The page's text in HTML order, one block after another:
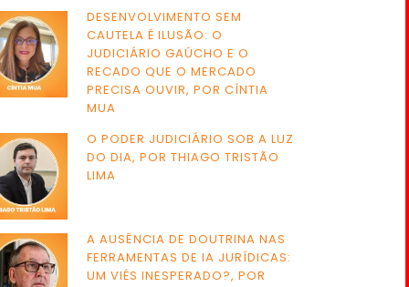
DESENVOLVIMENTO SEM
CAUTELA É ILUSÃO: O
JUDICIÁRIO GAÚCHO E O
RECADO QUE O MERCADO
PRECISA OUVIR, POR CÍNTIA
MUA
O PODER JUDICIÁRIO SOB A LUZ
DO DIA, POR THIAGO TRISTÃO
LIMA
A AUSÊNCIA DE DOUTRINA NAS
FERRAMENTAS DE IA JURÍDICAS:
UM VIÉS INESPERADO?, POR